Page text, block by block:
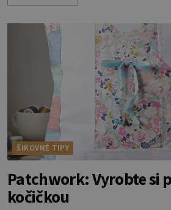
známkou „základu“ pro
nadměrné UV záření. Pokud
pokožka těla vypadaly
vydrželo co nejdéle, vyplatí
už několik týdnů před první
ŠIKOVNÉ TIPY
Patchwork: Vyrobte si
kočičkou